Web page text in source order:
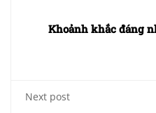
Khoảnh khắc đáng
Next post